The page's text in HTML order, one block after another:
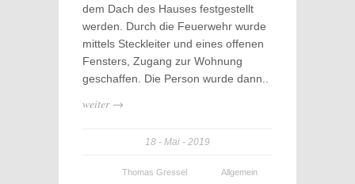
dem Dach des Hauses festgestellt
werden. Durch die Feuerwehr wurde
mittels Steckleiter und eines offenen
Fensters, Zugang zur Wohnung
geschaffen. Die Person wurde dann..
weiter →
18 Mai 2019
Thomas Gressel
Allgemein